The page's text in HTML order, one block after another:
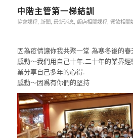
中階主管第一梯結訓
協會課程, 新聞, 最新消息, 飯店相關課程, 餐飲相關
因為疫情讓你我共聚一堂 為寒冬後的
感動～我們用自己十年.二十年的業界
業分享自己多年的心得.
感動～因爲有你們的堅持